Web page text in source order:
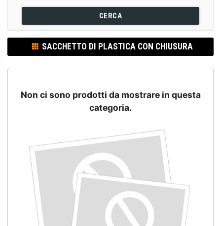
CERCA
SACCHETTO DI PLASTICA CON CHIUSURA
Non ci sono prodotti da mostrare in questa
categoria.